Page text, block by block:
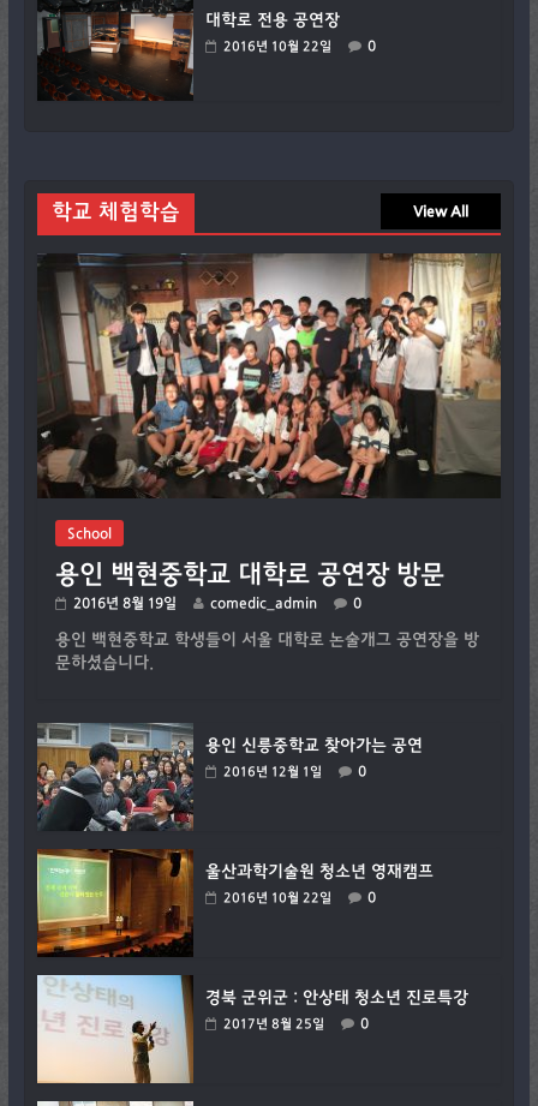
대학로 전용 공연장
2016년 10월 22일 0
학교 체험학습 View All
School
용인 백현중학교 대학로 공연장 방문
2016년 8월 19일 comedic_admin 0
용인 백현중학교 학생들이 서울 대학로 논술개그 공연장을 방
문하셨습니다.
용인 신릉중학교 찾아가는 공연
2016년 12월 1일 0
울산과학기술원 청소년 영재캠프
2016년 10월 22일 0
경북 군위군 : 안상태 청소년 진로특강
2017년 8월 25일 0